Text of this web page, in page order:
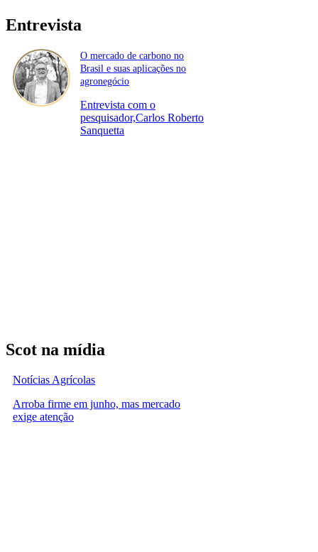
Entrevista
O mercado de carbono no
Brasil e suas aplicações no
agronegócio
Entrevista com o
pesquisador,Carlos Roberto
Sanquetta
Scot na mídia
Notícias Agrícolas
Arroba firme em junho, mas mercado
exige atenção